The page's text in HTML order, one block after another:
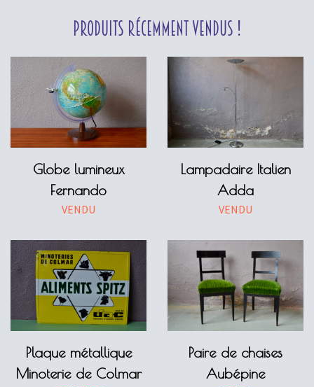
Produits récemment vendus !
Globe lumineux
Fernando
VENDU
Lampadaire Italien
Adda
VENDU
Plaque métallique
Minoterie de Colmar
Paire de chaises
Aubépine